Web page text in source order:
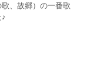
、故郷）の一番歌
♪